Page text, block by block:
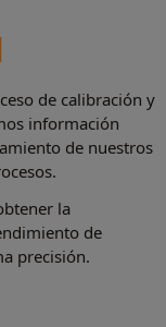
de calibración y
información
de nuestros
la
de
precisión.